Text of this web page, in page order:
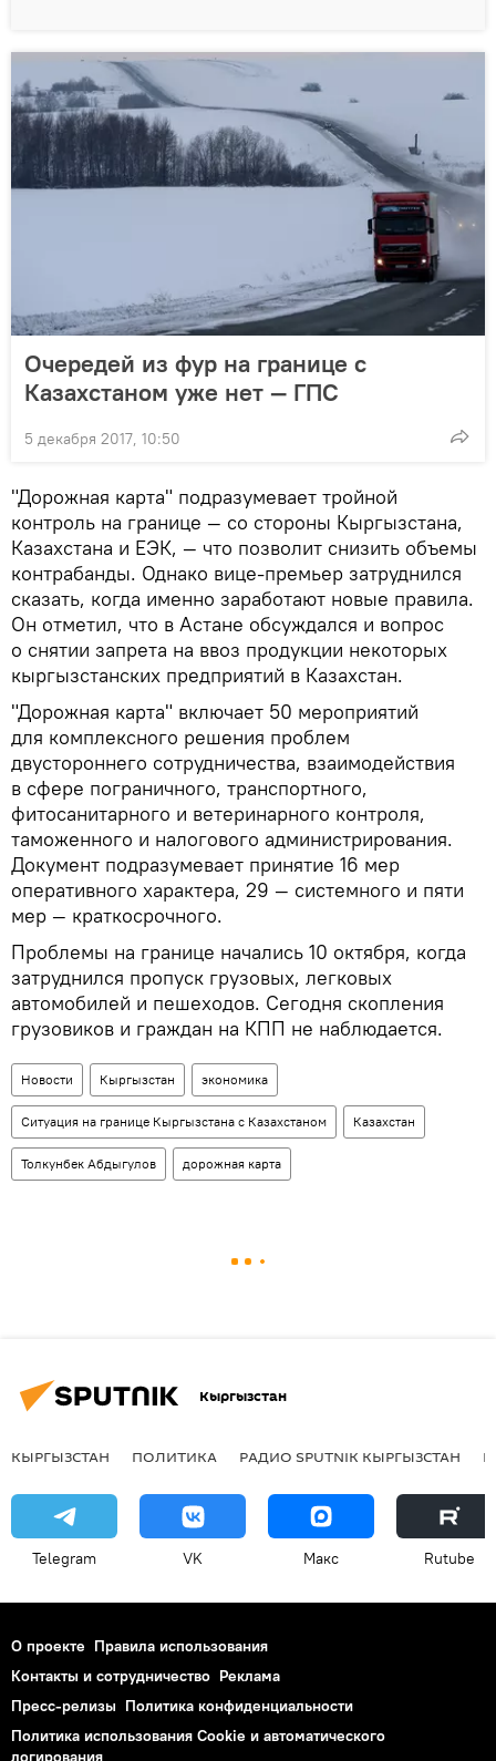
Очередей из фур на границе с
Казахстаном уже нет — ГПС
5 декабря 2017, 10:50
"Дорожная карта" подразумевает тройной
контроль на границе — со стороны Кыргызстана,
Казахстана и ЕЭК, — что позволит снизить объемы
контрабанды. Однако вице-премьер затруднился
сказать, когда именно заработают новые правила.
Он отметил, что в Астане обсуждался и вопрос
о снятии запрета на ввоз продукции некоторых
кыргызстанских предприятий в Казахстан.
"Дорожная карта" включает 50 мероприятий
для комплексного решения проблем
двустороннего сотрудничества, взаимодействия
в сфере пограничного, транспортного,
фитосанитарного и ветеринарного контроля,
таможенного и налогового администрирования.
Документ подразумевает принятие 16 мер
оперативного характера, 29 — системного и пяти
мер — краткосрочного.
Проблемы на границе начались 10 октября, когда
затруднился пропуск грузовых, легковых
автомобилей и пешеходов. Сегодня скопления
грузовиков и граждан на КПП не наблюдается.
Новости Кыргызстан экономика
Ситуация на границе Кыргызстана с Казахстаном Казахстан
Толкунбек Абдыгулов дорожная карта
Кыргызстан
КЫРГЫЗСТАН ПОЛИТИКА РАДИО SPUTNIK КЫРГЫЗСТАН
Telegram VK Макс Rutube
О проекте Правила использования
Контакты и сотрудничество Реклама
Пресс-релизы Политика конфиденциальности
Политика использования Cookie и автоматического
логирования